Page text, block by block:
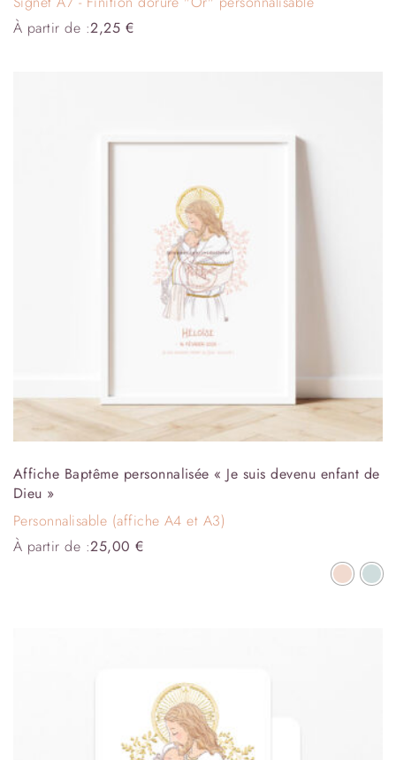
À partir de :2,25 €
Affiche Baptême personnalisée « Je suis devenu enfant de
Dieu »
Personnalisable (affiche A4 et A3)
À partir de :25,00€